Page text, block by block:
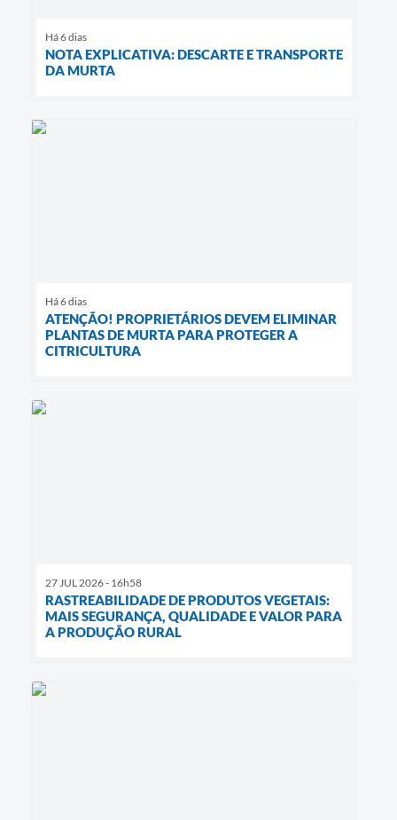
Há 6 dias
NOTA EXPLICATIVA: DESCARTE E TRANSPORTE
DA MURTA
Há 6 dias
ATENÇÃO! PROPRIETÁRIOS DEVEM ELIMINAR
PLANTAS DE MURTA PARA PROTEGER A
CITRICULTURA
27 JUL 2026 - 16h58
RASTREABILIDADE DE PRODUTOS VEGETAIS:
MAIS SEGURANÇA, QUALIDADE E VALOR PARA
A PRODUÇÃO RURAL